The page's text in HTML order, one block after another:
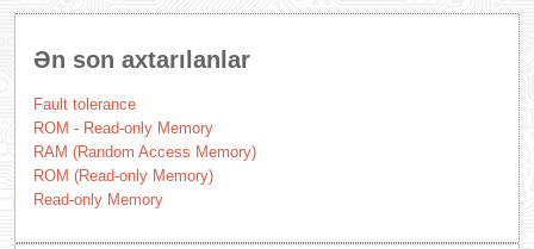
Ən son axtarılanlar
Fault tolerance
ROM - Read-only Memory
RAM (Random Access Memory)
ROM (Read-only Memory)
Read-only Memory